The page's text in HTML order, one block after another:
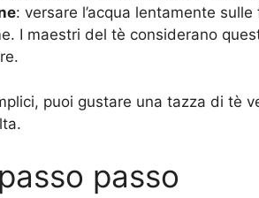
: versare l’acqua lentamente
I maestri del tè considerano
puoi gustare una tazza di tè
passo